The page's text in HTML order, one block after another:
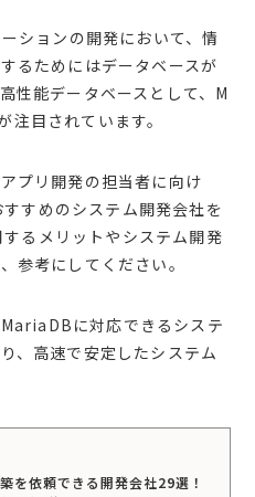
ションの開発において、情
るためにはデータベースが
性能データベースとして、M
目されています。
プリ開発の担当者に向け
すめのシステム開発会社を
るメリットやシステム開発
参考にしてください。
に対応できるシステ
、高速で安定したシステム
を依頼できる開発会社29選！